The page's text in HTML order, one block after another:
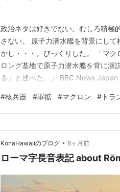
政治ネタは好きでない。むしろ積極
さない。 原子力潜水艦を背景にし
かし・・・。びっくりした。 「マ
ロング基地で原子力潜水艦を背に演
る」と述べた。」 BBC News
#核兵器 #軍拡 #マクロン # トラ
KonaHawaiiのブログ • 8ヶ月前
ローマ字長音表記 about